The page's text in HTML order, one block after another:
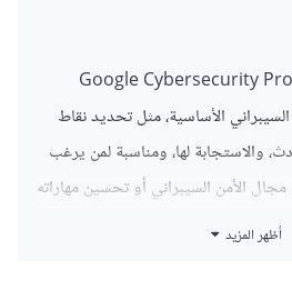
Google Cybersecurity
الأساسية، مثل تحديد نقاط
والاستجابة لها، ومناسبة لمن يرغب
الأمن السيبراني أو تحسين مهاراته
اختبار الاختراق، إدارة الأحداث
أظهر المزيد